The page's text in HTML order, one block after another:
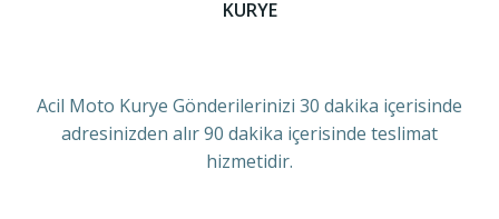
KURYE
Acil Moto Kurye Gönderilerinizi 30 dakika içerisinde
adresinizden alır 90 dakika içerisinde teslimat
hizmetidir.